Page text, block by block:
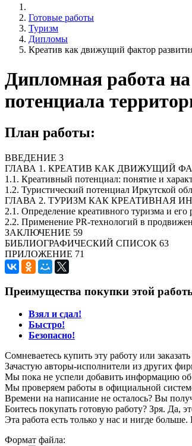
Готовые работы
Туризм
Дипломы
Креатив как движущий фактор
Дипломная работа
потенциала
План работы:
ВВЕДЕНИЕ 3
ГЛАВА 1. КРЕАТИВ КАК ДВИЖУЩИЙ
1.1. Креативный потенциал: понятие и
1.2. Туристический потенциал Иркутской
ГЛАВА 2. ТУРИЗМ КАК КРЕАТИВНАЯ
2.1. Определение креативного туризма и
2.2. Применение PR-технологий в
ЗАКЛЮЧЕНИЕ 59
БИБЛИОГРАФИЧЕСКИЙ СПИСОК 63
ПРИЛОЖЕНИЕ 71
Преимущества покупки этой
Взял и сдал!
Быстро!
Безопасно!
Сомневаетесь купить эту работу или
Зачастую авторы-исполнители из других
Мы пока не успели добавить информацию об
Мы проверяем работы в официальной
Времени на написание не осталось? Вы
Боитесь покупать готовую работу? Зря. Да,
Эта работа есть только у нас и нигде
Формат файла: